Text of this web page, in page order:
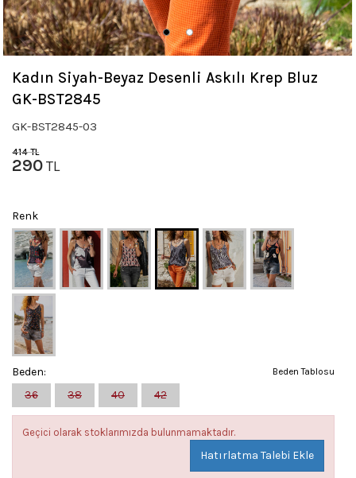
Kadın Siyah-Beyaz Desenli Askılı Krep Bluz
GK-BST2845
GK-BST2845-03
414TL
290TL
Renk
Beden Tablosu
Beden:
36
38 40 42
Geçici olarak stoklarımızda bulunmamaktadır.
Hatırlatma Talebi Ekle